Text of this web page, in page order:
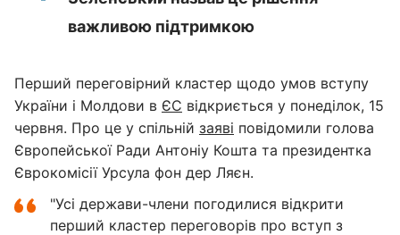
важливою підтримкою
Перший переговірний кластер щодо умов вступу
України і Молдови в ЄС відкриється у понеділок, 15
червня. Про це у спільній заяві повідомили голова
Європейської Ради Антоніу Кошта та президентка
Єврокомісії Урсула фон дер Ляєн.
"Усі держави-члени погодилися відкрити
перший кластер переговорів про вступ з